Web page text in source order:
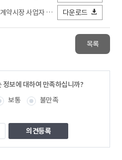
설명회(2차) 발표자료.pdf
다운로드
목록
정보에 대하여 만족하십니까?
보통
불만족